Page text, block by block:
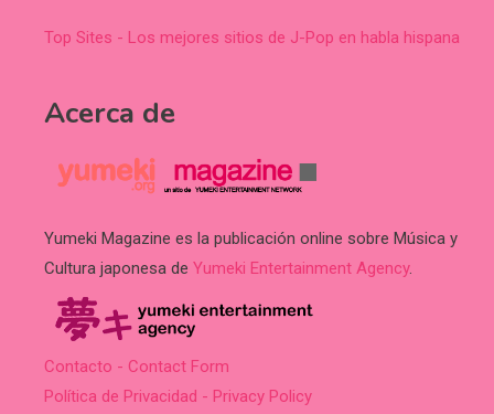
Top Sites - Los mejores sitios de J-Pop en habla hispana
Acerca de
Yumeki Magazine es la publicación online sobre Música y
Cultura japonesa de Yumeki Entertainment Agency.
Contacto - Contact Form
Política de Privacidad - Privacy Policy